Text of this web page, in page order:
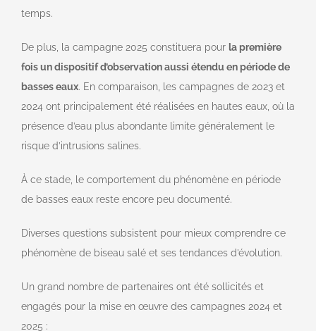
temps.
De plus, la campagne 2025 constituera pour la première
fois un dispositif d’observation aussi étendu en période de
basses eaux. En comparaison, les campagnes de 2023 et
2024 ont principalement été réalisées en hautes eaux, où la
présence d’eau plus abondante limite généralement le
risque d’intrusions salines.
À ce stade, le comportement du phénomène en période
de basses eaux reste encore peu documenté.
Diverses questions subsistent pour mieux comprendre ce
phénomène de biseau salé et ses tendances d’évolution.
Un grand nombre de partenaires ont été sollicités et
engagés pour la mise en œuvre des campagnes 2024 et
2025 :